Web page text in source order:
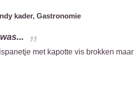
kader, Gastronomie
met kapotte vis brokken maar